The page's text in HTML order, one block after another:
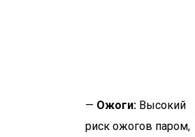
— Ожоги: Высокий
риск ожогов паром,